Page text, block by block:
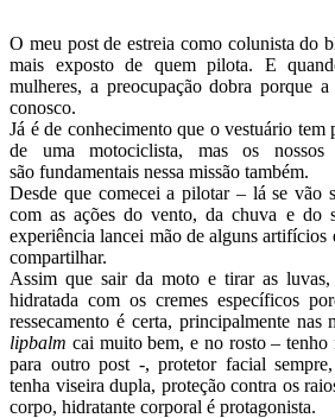
O meu post de estreia como colunista do
mais exposto de quem pilota. E
mulheres, a preocupação dobra porque
conosco.
Já é de conhecimento que o vestuário tem
de uma motociclista, mas os nossos
são fundamentais nessa missão também.
Desde que comecei a pilotar – lá se vão
com as ações do vento, da chuva e do
experiência lancei mão de alguns artifícios
compartilhar.
Assim que sair da moto e tirar as
hidratada com os cremes específicos
ressecamento é certa, principalmente nas
lipbalm cai muito bem, e no rosto – tenho
para outro post -, protetor facial
tenha viseira dupla, proteção contra os
corpo, hidratante corporal é protagonista.